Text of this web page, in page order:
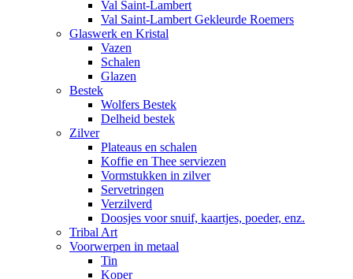
Val Saint-Lambert
Val Saint-Lambert Gekleurde Roemers
Glaswerk en Kristal
Vazen
Schalen
Glazen
Bestek
Wolfers Bestek
Delheid bestek
Zilver
Plateaus en schalen
Koffie en Thee serviezen
Vormstukken in zilver
Servetringen
Verzilverd
Doosjes voor snuif, kaartjes, poeder, enz.
Tribal Art
Voorwerpen in metaal
Tin
Koper